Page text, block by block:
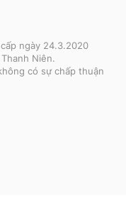
ngày 24.3.2020
Niên.
có sự chấp thuận